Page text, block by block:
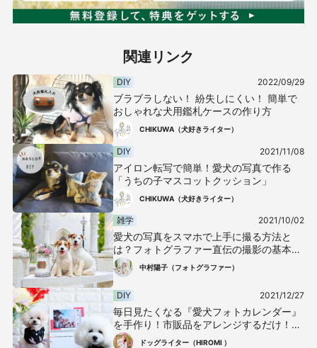
関連リンク
DIY 2022/09/29
ブラブラしない！ 紛失しにくい！ 簡単で
おしゃれな犬用鑑札ケースの作り方
CHIKUWA（犬好きライター）
DIY 2021/11/08
アイロン転写で簡単！愛犬の写真で作る
「うちの子マスコットクッション」
CHIKUWA（犬好きライター）
雑学 2021/10/02
愛犬の写真をスマホで上手に撮る方法と
は？フォトグラファー直伝の撮影の基本
と、かわいい表情を引き出すテクを紹介し
ます！
中村陽子（フォトグラファー）
DIY 2021/12/27
毎日見たくなる『愛犬フォトカレンダー』
を手作り！市販品をアレンジするだけ！い
つでも思い出が楽しめる♪
ドッグライター（HIROMI ）